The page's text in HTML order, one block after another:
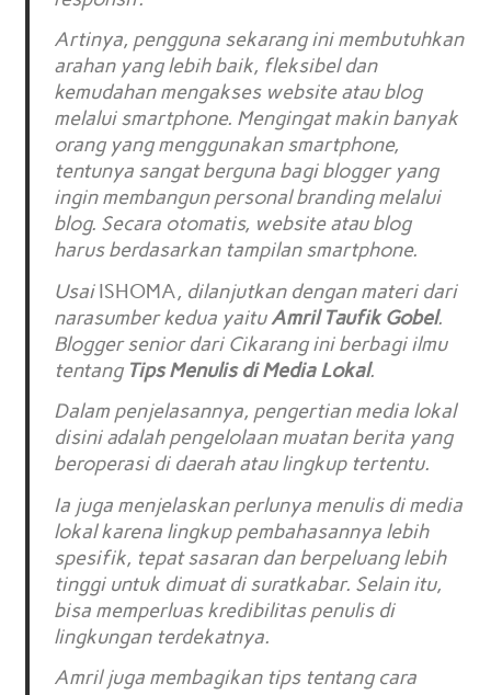
Artinya, pengguna sekarang ini membutuhkan
arahan yang lebih baik, fleksibel dan
kemudahan mengakses website atau blog
melalui smartphone. Mengingat makin banyak
orang yang menggunakan smartphone,
tentunya sangat berguna bagi blogger yang
ingin membangun personal branding melalui
blog. Secara otomatis, website atau blog
harus berdasarkan tampilan smartphone.
UsaiISHOMA, dilanjutkan dengan materi dari
narasumber kedua yaituAmril Taufik Gobel.
Blogger senior dari Cikarang ini berbagi ilmu
tentang Tips Menulis di Media Lokal.
Dalam penjelasannya, pengertian media lokal
disini adalah pengelolaan muatan berita yang
beroperasi di daerah atau lingkup tertentu.
Ia juga menjelaskan perlunya menulis di media
lokal karena lingkup pembahasannya lebih
spesifik, tepat sasaran dan berpeluang lebih
tinggi untuk dimuat di suratkabar. Selain itu,
bisa memperluas kredibilitas penulis di
lingkungan terdekatnya.
Amril juga membagikan tips tentang cara